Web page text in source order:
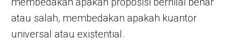
atau salah, membedakan apakah kuantor
universal atau existential.